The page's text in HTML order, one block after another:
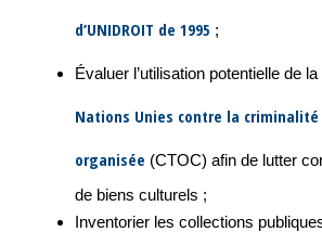
d’UNIDROIT de 1995 ;
Évaluer l’utilisation potentielle de la
Nations Unies contre la
organisée (CTOC) afin de lutter
de biens culturels ;
Inventorier les collections